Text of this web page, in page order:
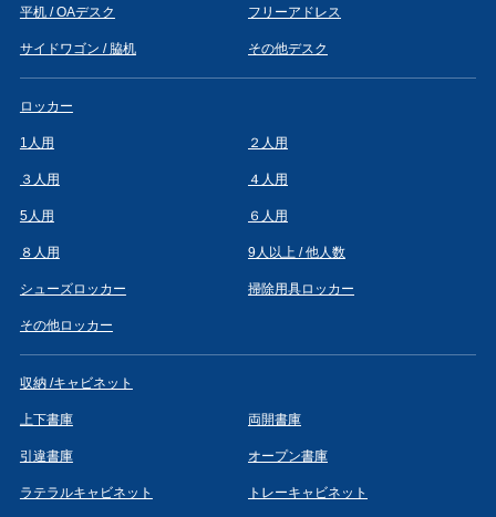
平机 / OAデスク フリーアドレス
サイドワゴン / 脇机 その他デスク
ロッカー
1人用 ２人用
３人用 ４人用
5人用 ６人用
８人用 9人以上 / 他人数
シューズロッカー 掃除用具ロッカー
その他ロッカー
収納 /キャビネット
上下書庫 両開書庫
引違書庫 オープン書庫
ラテラルキャビネット トレーキャビネット